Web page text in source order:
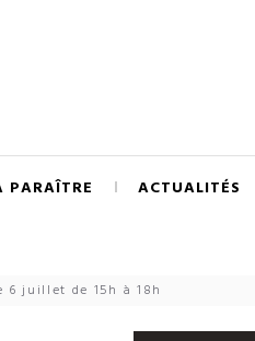
PARAÎTRE ACTUALITÉS
6 juillet de 15h à 18h